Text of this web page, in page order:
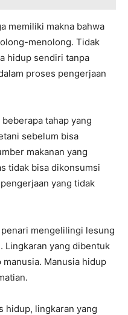
memiliki makna bahwa
menolong. Tidak
hidup sendiri tanpa
proses pengerjaan
tahap yang
sebelum bisa
makanan yang
tidak bisa dikonsumsi
yang tidak
mengelilingi lesung
Lingkaran yang dibentuk
Manusia hidup
hidup, lingkaran yang